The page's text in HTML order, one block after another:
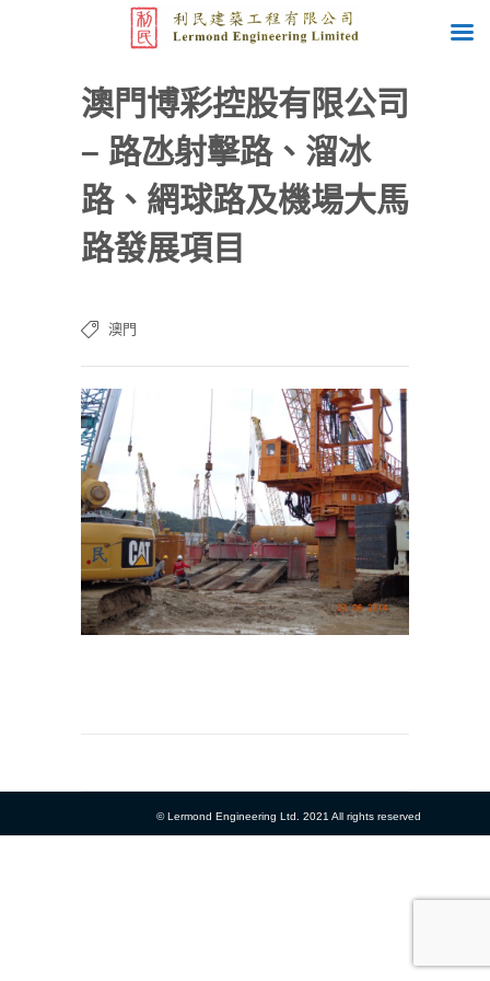
澳門博彩控股有限公司
– 路氹射擊路、溜冰
路、網球路及機場大馬
路發展項目
澳門
© Lermond Engineering Ltd. 2021 All rights reserved